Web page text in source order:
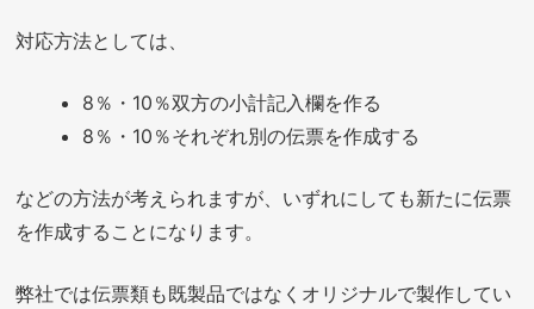
対応方法としては、
8％・10％双方の小計記入欄を作る
8％・10％それぞれ別の伝票を作成する
などの方法が考えられますが、いずれにしても新たに伝票
を作成することになります。
弊社では伝票類も既製品ではなくオリジナルで製作してい